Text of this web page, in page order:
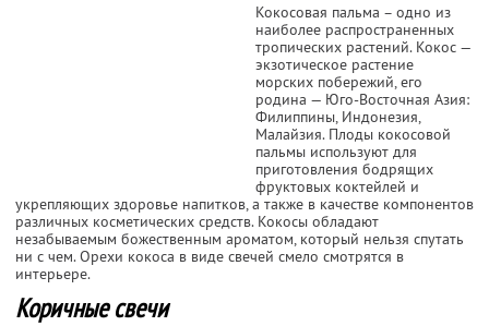
Кокосовая пальма – одно из
наиболее распространенных
тропических растений. Кокос —
экзотическое растение
морских побережий, его
родина — Юго-Восточная Азия:
Филиппины, Индонезия,
Малайзия. Плоды кокосовой
пальмы используют для
приготовления бодрящих
фруктовых коктейлей и
укрепляющих здоровье напитков, а также в качестве компонентов
различных косметических средств. Кокосы обладают
незабываемым божественным ароматом, который нельзя спутать
ни с чем. Орехи кокоса в виде свечей смело смотрятся в
интерьере.
Коричные свечи